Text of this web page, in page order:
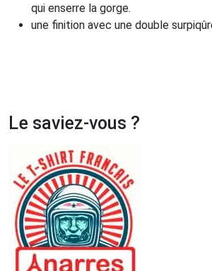
qui enserre la gorge.
une finition avec une double
Le saviez-vous ?